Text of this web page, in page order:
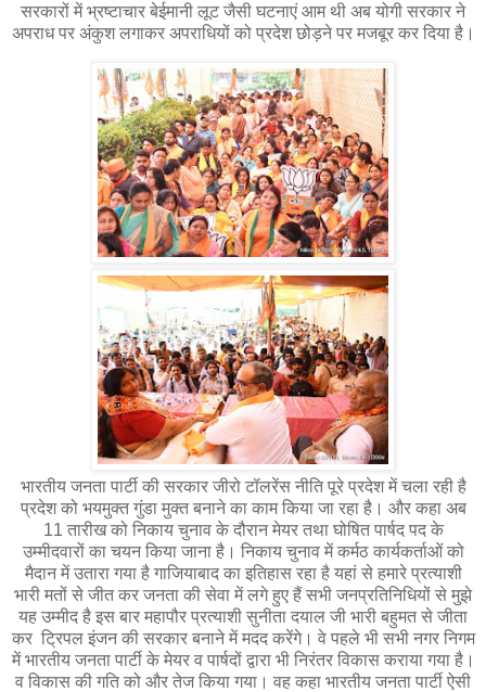
सरकारों में भ्रष्टाचार बेईमानी लूट जैसी घटनाएं आम थी अब योगी सरकार ने
अपराध पर अंकुश लगाकर अपराधियों को प्रदेश छोड़ने पर मजबूर कर दिया है।
भारतीय जनता पार्टी की सरकार जीरो टॉलरेंस नीति पूरे प्रदेश में चला रही है
प्रदेश को भयमुक्त गुंडा मुक्त बनाने का काम किया जा रहा है। और कहा अब
11 तारीख को निकाय चुनाव के दौरान मेयर तथा घोषित पार्षद पद के
उम्मीदवारों का चयन किया जाना है। निकाय चुनाव में कर्मठ कार्यकर्ताओं को
मैदान में उतारा गया है गाजियाबाद का इतिहास रहा है यहां से हमारे प्रत्याशी
भारी मतों से जीत कर जनता की सेवा में लगे हुए हैं सभी जनप्रतिनिधियों से मुझे
यह उम्मीद है इस बार महापौर प्रत्याशी सुनीता दयाल जी भारी बहुमत से जीता
कर ट्रिपल इंजन की सरकार बनाने में मदद करेंगे। वे पहले भी सभी नगर निगम
में भारतीय जनता पार्टी के मेयर व पार्षदों द्वारा भी निरंतर विकास कराया गया है।
व विकास की गति को और तेज किया गया। वह कहा भारतीय जनता पार्टी ऐसी